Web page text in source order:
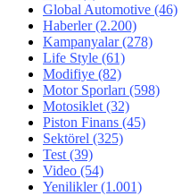
Global Automotive (46)
Haberler(2.200)
Kampanyalar(278)
Life Style (61)
Modifiye (82)
Motor Sporları (598)
Motosiklet (32)
Piston Finans (45)
Sektörel (325)
Test (39)
Video (54)
Yenilikler(1.001)